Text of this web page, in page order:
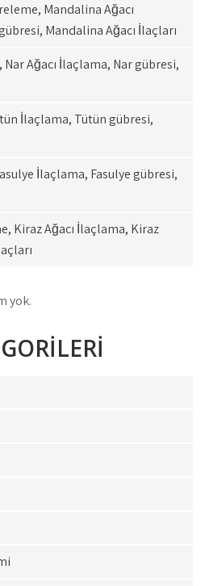
Mandalina Ağacı
Mandalina Ağacı İlaçları
Nar Ağacı İlaçlama, Nar gübresi,
İlaçlama, Tütün gübresi,
İlaçlama, Fasulye gübresi,
Kiraz Ağacı İlaçlama, Kiraz
yok.